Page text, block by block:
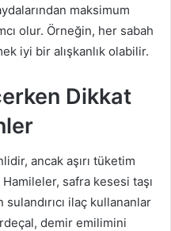
maksimum
olur. Örneğin, her sabah
iyi bir alışkanlık olabilir.
Dikkat
ancak aşırı tüketim
Hamileler, safra kesesi taşı
ilaç kullananlar
demir emilimini